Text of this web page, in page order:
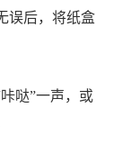
误后，将纸盒
哒”一声，或